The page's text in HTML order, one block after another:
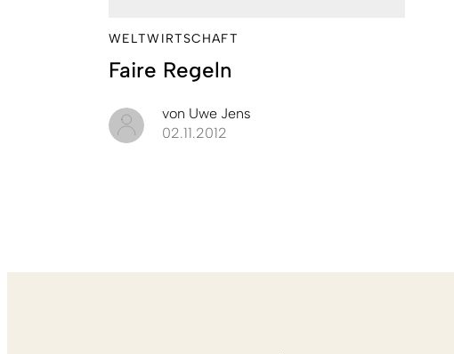
WELTWIRTSCHAFT
Faire Regeln
von Uwe Jens
02.11.2012